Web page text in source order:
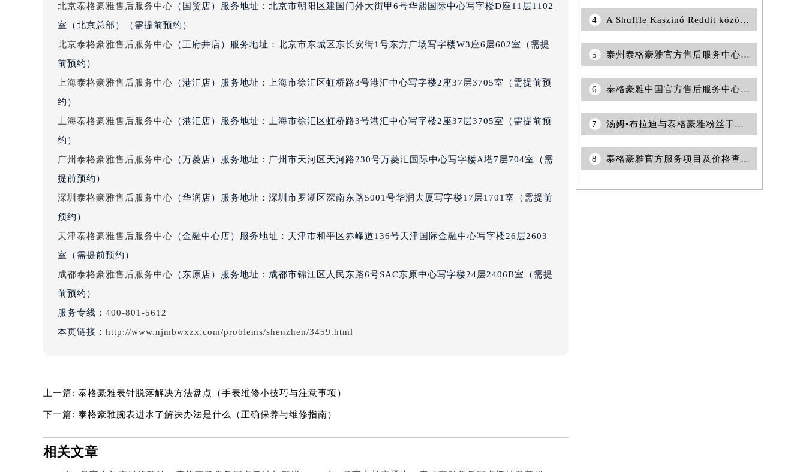
辽宁省鞍山市铁东区站前街泰格豪雅售后服务中心（需提前预约）
辽宁省本溪市平山区胜利路泰格豪雅售后服务中心（需提前预约）
辽宁省朝阳市双塔区新华路泰格豪雅售后服务中心（需提前预约）
辽宁省抚顺市新抚区东一路泰格豪雅售后服务中心（需提前预约）
辽宁省锦州市古塔区中央大街泰格豪雅售后服务中心（需提前预约）
辽宁省盘锦市兴隆台区石油大街泰格豪雅售后服务中心（需提前预约）
辽宁省营口市站前区市府路与渤海大街交叉口泰格豪雅售后服务中心（需提前预约）
北京市东城区东长安街1号王府井东方广场W3座6层602室泰格豪雅售后服务中心（需提前预约）
河北省保定市竞秀区朝阳北大街北国先天下泰格豪雅售后服务中心（需提前预约）
内蒙古自治区巴彦淖尔市临河区新华街泰格豪雅售后服务中心（需提前预约）
内蒙古自治区包头市青山区幸福路甲3号王府井百货名表维修泰格豪雅售后服务中心（需提前预约）
内蒙古自治区通辽市科尔沁区明仁大街泰格豪雅售后服务中心（需提前预约）
内蒙古自治区乌海市海勃湾区人民南路泰格豪雅售后服务中心（需提前预约）
北京泰格豪雅售后服务中心 （国贸店）服务地址：北京市朝阳区建国门外大街甲6号华熙国际中心写字楼D座11层1102
室（北京总部）（需提前预约）
北京泰格豪雅售后服务中心 （王府井店）服务地址：北京市东城区东长安街1号东方广场写字楼W3座6层602室（需提
前预约）
上海泰格豪雅售后服务中心 （港汇店）服务地址：上海市徐汇区虹桥路3号港汇中心写字楼2座37层3705室（需提前预
约）
上海泰格豪雅售后服务中心 （港汇店）服务地址：上海市徐汇区虹桥路3号港汇中心写字楼2座37层3705室（需提前预
约）
广州泰格豪雅售后服务中心 （万菱店）服务地址：广州市天河区天河路230号万菱汇国际中心写字楼A塔7层704室（需
提前预约）
深圳泰格豪雅售后服务中心 （华润店）服务地址：深圳市罗湖区深南东路5001号华润大厦写字楼17层1701室（需提前
预约）
天津泰格豪雅售后服务中心 （金融中心店）服务地址：天津市和平区赤峰道136号天津国际金融中心写字楼26层2603
室（需提前预约）
成都泰格豪雅售后服务中心 （东原店）服务地址：成都市锦江区人民东路6号SAC东原中心写字楼24层2406B室（需提
前预约）
服务专线： 400-801-5612
本页链接： http://www.njmbwxzx.com/problems/shenzhen/3459.html
上一篇: 泰格豪雅表针脱落解决方法盘点（手表维修小技巧与注意事项）
下一篇: 泰格豪雅腕表进水了解决办法是什么（正确保养与维修指南）
相关文章
4 A Shuffle Kaszinó Reddit közösség: tippek és trükkök a játékosok számára
5 泰州泰格豪雅官方售后服务中心｜全新服务热线及门店地址权威信息公告（2026年7月最新）
6 泰格豪雅中国官方售后服务中心｜地址与联系电话权威信息通告（2026年7月更新）
7 汤姆•布拉迪与泰格豪雅粉丝于波士顿共庆历史性胜利
8 泰格豪雅官方服务项目及价格查询｜服务电话及24小时详细地址权威信息声明（2026年6月最新）